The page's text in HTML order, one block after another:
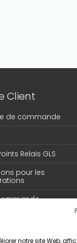
Client
de commande
Relais GLS
pour les
notre site Web,